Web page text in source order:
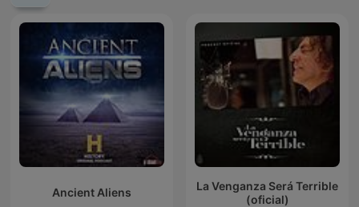
Ancient Aliens
La Venganza Será Terrible
(oficial)